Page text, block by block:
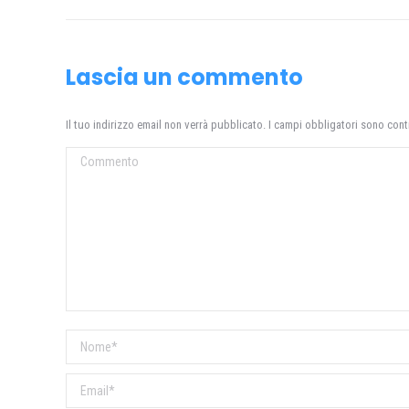
Lascia un commento
Il tuo indirizzo email non verrà pubblicato. I campi obbligatori sono
Commento
Nome *
Email *